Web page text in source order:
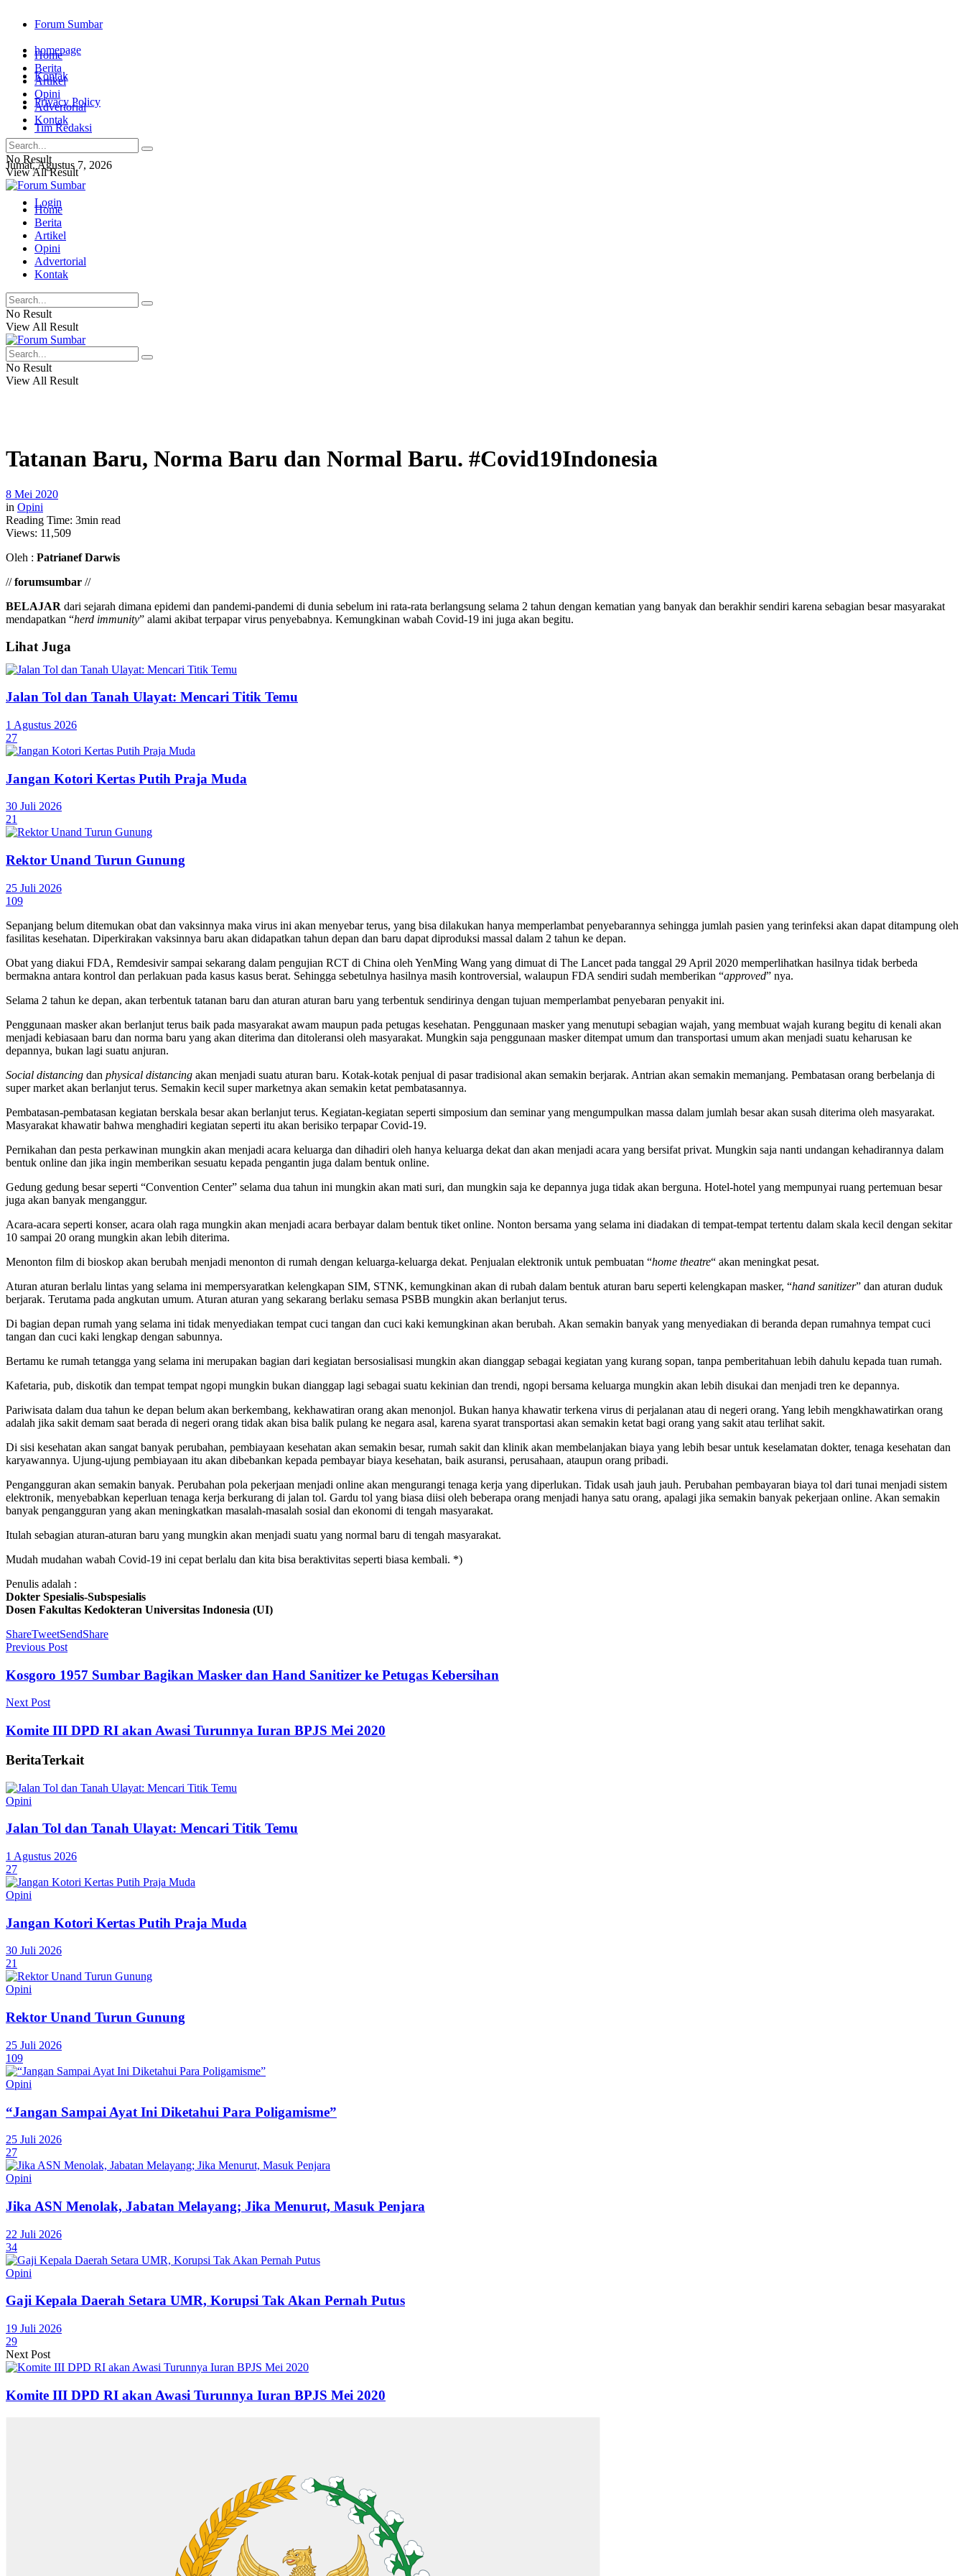
Forum Sumbar
homepage
Kontak
Privacy Policy
Tim Redaksi
Jumat, Agustus 7, 2026
Login
Home
Berita
Artikel
Opini
Advertorial
Kontak
No Result
View All Result
Home
Berita
Artikel
Opini
Advertorial
Kontak
No Result
View All Result
No Result
View All Result
Tatanan Baru, Norma Baru dan Normal Baru. #Covid19Indonesia
8 Mei 2020
in Opini
Reading Time: 3min read
Views: 11,509
Oleh : Patrianef Darwis
//forumsumbar //
BELAJAR dari sejarah dimana epidemi dan pandemi-pandemi di dunia sebelum ini rata-rata berlangsung selama 2 tahun dengan kematian yang banyak dan berakhir sendiri karena sebagian besar masyarakat
mendapatkan “herd immunity” alami akibat terpapar virus penyebabnya. Kemungkinan wabah Covid-19 ini juga akan begitu.
Lihat Juga
Jalan Tol dan Tanah Ulayat: Mencari Titik Temu
1 Agustus 2026
27
Jangan Kotori Kertas Putih Praja Muda
30 Juli 2026
21
Rektor Unand Turun Gunung
25 Juli 2026
109
Sepanjang belum ditemukan obat dan vaksinnya maka virus ini akan menyebar terus, yang bisa dilakukan hanya memperlambat penyebarannya sehingga jumlah pasien yang terinfeksi akan dapat ditampung oleh
fasilitas kesehatan. Diperkirakan vaksinnya baru akan didapatkan tahun depan dan baru dapat diproduksi massal dalam 2 tahun ke depan.
Obat yang diakui FDA, Remdesivir sampai sekarang dalam pengujian RCT di China oleh YenMing Wang yang dimuat di The Lancet pada tanggal 29 April 2020 memperlihatkan hasilnya tidak berbeda
bermakna antara kontrol dan perlakuan pada kasus kasus berat. Sehingga sebetulnya hasilnya masih kontroversial, walaupun FDA sendiri sudah memberikan “approved” nya.
Selama 2 tahun ke depan, akan terbentuk tatanan baru dan aturan aturan baru yang terbentuk sendirinya dengan tujuan memperlambat penyebaran penyakit ini.
Penggunaan masker akan berlanjut terus baik pada masyarakat awam maupun pada petugas kesehatan. Penggunaan masker yang menutupi sebagian wajah, yang membuat wajah kurang begitu di kenali akan
menjadi kebiasaan baru dan norma baru yang akan diterima dan ditoleransi oleh masyarakat. Mungkin saja penggunaan masker ditempat umum dan transportasi umum akan menjadi suatu keharusan ke
depannya, bukan lagi suatu anjuran.
Social distancing dan physical distancing akan menjadi suatu aturan baru. Kotak-kotak penjual di pasar tradisional akan semakin berjarak. Antrian akan semakin memanjang. Pembatasan orang berbelanja di
super market akan berlanjut terus. Semakin kecil super marketnya akan semakin ketat pembatasannya.
Pembatasan-pembatasan kegiatan berskala besar akan berlanjut terus. Kegiatan-kegiatan seperti simposium dan seminar yang mengumpulkan massa dalam jumlah besar akan susah diterima oleh masyarakat.
Masyarakat khawatir bahwa menghadiri kegiatan seperti itu akan berisiko terpapar Covid-19.
Pernikahan dan pesta perkawinan mungkin akan menjadi acara keluarga dan dihadiri oleh hanya keluarga dekat dan akan menjadi acara yang bersifat privat. Mungkin saja nanti undangan kehadirannya dalam
bentuk online dan jika ingin memberikan sesuatu kepada pengantin juga dalam bentuk online.
Gedung gedung besar seperti “Convention Center” selama dua tahun ini mungkin akan mati suri, dan mungkin saja ke depannya juga tidak akan berguna. Hotel-hotel yang mempunyai ruang pertemuan besar
juga akan banyak menganggur.
Acara-acara seperti konser, acara olah raga mungkin akan menjadi acara berbayar dalam bentuk tiket online. Nonton bersama yang selama ini diadakan di tempat-tempat tertentu dalam skala kecil dengan sekitar
10 sampai 20 orang mungkin akan lebih diterima.
Menonton film di bioskop akan berubah menjadi menonton di rumah dengan keluarga-keluarga dekat. Penjualan elektronik untuk pembuatan “home theatre“ akan meningkat pesat.
Aturan aturan berlalu lintas yang selama ini mempersyaratkan kelengkapan SIM, STNK, kemungkinan akan di rubah dalam bentuk aturan baru seperti kelengkapan masker, “hand sanitizer” dan aturan duduk
berjarak. Terutama pada angkutan umum. Aturan aturan yang sekarang berlaku semasa PSBB mungkin akan berlanjut terus.
Di bagian depan rumah yang selama ini tidak menyediakan tempat cuci tangan dan cuci kaki kemungkinan akan berubah. Akan semakin banyak yang menyediakan di beranda depan rumahnya tempat cuci
tangan dan cuci kaki lengkap dengan sabunnya.
Bertamu ke rumah tetangga yang selama ini merupakan bagian dari kegiatan bersosialisasi mungkin akan dianggap sebagai kegiatan yang kurang sopan, tanpa pemberitahuan lebih dahulu kepada tuan rumah.
Kafetaria, pub, diskotik dan tempat tempat ngopi mungkin bukan dianggap lagi sebagai suatu kekinian dan trendi, ngopi bersama keluarga mungkin akan lebih disukai dan menjadi tren ke depannya.
Pariwisata dalam dua tahun ke depan belum akan berkembang, kekhawatiran orang akan menonjol. Bukan hanya khawatir terkena virus di perjalanan atau di negeri orang. Yang lebih mengkhawatirkan orang
adalah jika sakit demam saat berada di negeri orang tidak akan bisa balik pulang ke negara asal, karena syarat transportasi akan semakin ketat bagi orang yang sakit atau terlihat sakit.
Di sisi kesehatan akan sangat banyak perubahan, pembiayaan kesehatan akan semakin besar, rumah sakit dan klinik akan membelanjakan biaya yang lebih besar untuk keselamatan dokter, tenaga kesehatan dan
karyawannya. Ujung-ujung pembiayaan itu akan dibebankan kepada pembayar biaya kesehatan, baik asuransi, perusahaan, ataupun orang pribadi.
Pengangguran akan semakin banyak. Perubahan pola pekerjaan menjadi online akan mengurangi tenaga kerja yang diperlukan. Tidak usah jauh jauh. Perubahan pembayaran biaya tol dari tunai menjadi sistem
elektronik, menyebabkan keperluan tenaga kerja berkurang di jalan tol. Gardu tol yang biasa diisi oleh beberapa orang menjadi hanya satu orang, apalagi jika semakin banyak pekerjaan online. Akan semakin
banyak pengangguran yang akan meningkatkan masalah-masalah sosial dan ekonomi di tengah masyarakat.
Itulah sebagian aturan-aturan baru yang mungkin akan menjadi suatu yang normal baru di tengah masyarakat.
Mudah mudahan wabah Covid-19 ini cepat berlalu dan kita bisa beraktivitas seperti biasa kembali. *)
Penulis adalah :
Dokter Spesialis-Subspesialis
Dosen Fakultas Kedokteran Universitas Indonesia (UI)
ShareTweetSendShare
Previous Post
Kosgoro 1957 Sumbar Bagikan Masker dan Hand Sanitizer ke Petugas Kebersihan
Next Post
Komite III DPD RI akan Awasi Turunnya Iuran BPJS Mei 2020
BeritaTerkait
Opini
Jalan Tol dan Tanah Ulayat: Mencari Titik Temu
1 Agustus 2026
27
Opini
Jangan Kotori Kertas Putih Praja Muda
30 Juli 2026
21
Opini
Rektor Unand Turun Gunung
25 Juli 2026
109
Opini
“Jangan Sampai Ayat Ini Diketahui Para Poligamisme”
25 Juli 2026
27
Opini
Jika ASN Menolak, Jabatan Melayang; Jika Menurut, Masuk Penjara
22 Juli 2026
34
Opini
Gaji Kepala Daerah Setara UMR, Korupsi Tak Akan Pernah Putus
19 Juli 2026
29
Next Post
Komite III DPD RI akan Awasi Turunnya Iuran BPJS Mei 2020